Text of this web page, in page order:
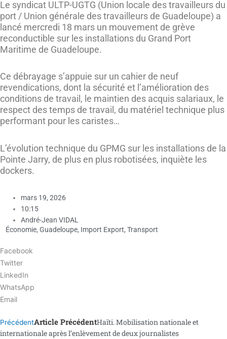
Le syndicat ULTP-UGTG (Union locale des travailleurs du
port / Union générale des travailleurs de Guadeloupe) a
lancé mercredi 18 mars un mouvement de grève
reconductible sur les installations du Grand Port
Maritime de Guadeloupe.
Ce débrayage s’appuie sur un cahier de neuf
revendications, dont la sécurité et l’amélioration des
conditions de travail, le maintien des acquis salariaux, le
respect des temps de travail, du matériel technique plus
performant pour les caristes…
L’évolution technique du GPMG sur les installations de la
Pointe Jarry, de plus en plus robotisées, inquiète les
dockers.
mars 19, 2026
10:15
André-Jean VIDAL
Économie, Guadeloupe, Import Export, Transport
Facebook
Twitter
LinkedIn
WhatsApp
Email
PrécédentArticle PrécédentHaïti. Mobilisation nationale et
internationale après l’enlèvement de deux journalistes